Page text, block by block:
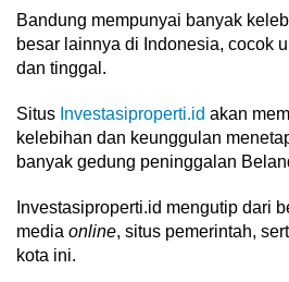
Bandung mempunyai banyak
besar lainnya di Indonesia, cocok
dan tinggal.
Situs Investasiproperti.id akan
kelebihan dan keunggulan
banyak gedung peninggalan
Investasiproperti.id mengutip dari
media online, situs pemerintah,
kota ini.